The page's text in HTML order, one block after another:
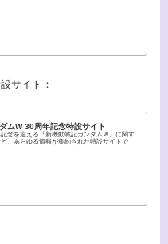
サイト：
ムW 30周年記念特設サイト
記念を迎える『新機動戦記ガンダムＷ』に関す
、あらゆる情報が集約された特設サイトで